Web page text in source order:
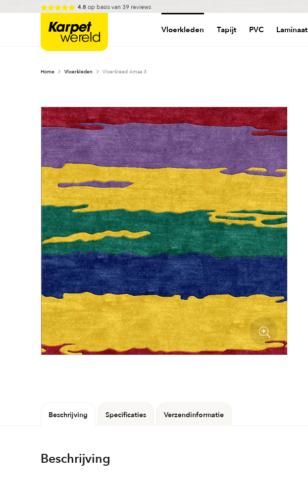
to
4.8 op basis van 39 reviews
Karpetwereld Vloerkleden Tapijt PVC Laminaat
Home Vloerkleden Vloerkleed Amaa 3
Beschrijving Specificaties Verzendinformatie
Beschrijving